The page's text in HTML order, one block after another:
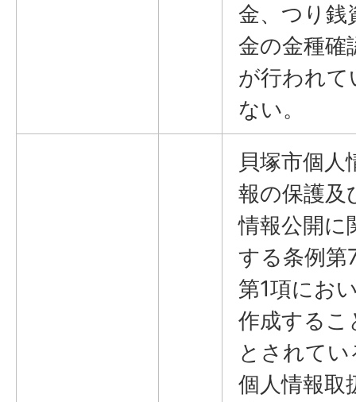
金、つり銭
金の金種確
が行われて
ない。
貝塚市個人
報の保護及
情報公開に
する条例第
第1項にお
作成するこ
とされてい
個人情報取